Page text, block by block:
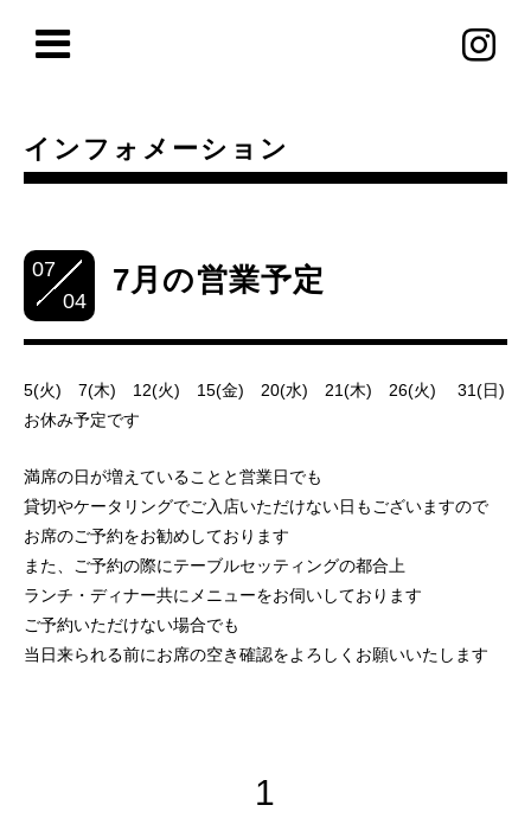
インフォメーション
07
04
7月の営業予定
5(火) 7(木) 12(火) 15(金) 20(水) 21(木) 26(火) 31(日)
お休み予定です
満席の日が増えていることと営業日でも
貸切やケータリングでご入店いただけない日もございますので
お席のご予約をお勧めしております
また、ご予約の際にテーブルセッティングの都合上
ランチ・ディナー共にメニューをお伺いしております
ご予約いただけない場合でも
当日来られる前にお席の空き確認をよろしくお願いいたします
1